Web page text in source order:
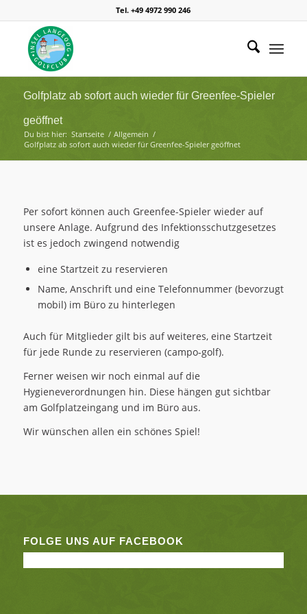
Tel. +49 4972 990 246
Golfplatz ab sofort auch wieder für Greenfee-Spieler
geöffnet
Du bist hier: Startseite / Allgemein /
Golfplatz ab sofort auch wieder für Greenfee-Spieler geöffnet
Per sofort können auch Greenfee-Spieler wieder auf
unsere Anlage. Aufgrund des Infektionsschutzgesetzes
ist es jedoch zwingend notwendig
eine Startzeit zu reservieren
Name, Anschrift und eine Telefonnummer (bevorzugt
mobil) im Büro zu hinterlegen
Auch für Mitglieder gilt bis auf weiteres, eine Startzeit
für jede Runde zu reservieren (campo-golf).
Ferner weisen wir noch einmal auf die
Hygieneverordnungen hin. Diese hängen gut sichtbar
am Golfplatzeingang und im Büro aus.
Wir wünschen allen ein schönes Spiel!
FOLGE UNS AUF FACEBOOK